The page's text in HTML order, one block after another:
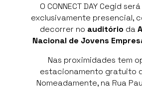
O CONNECT DAY Cegid
exclusivamente presencial,
decorrer no auditório da
Nacional de Jovens
Nas proximidades tem
estacionamento gratuito
Nomeadamente, na Rua